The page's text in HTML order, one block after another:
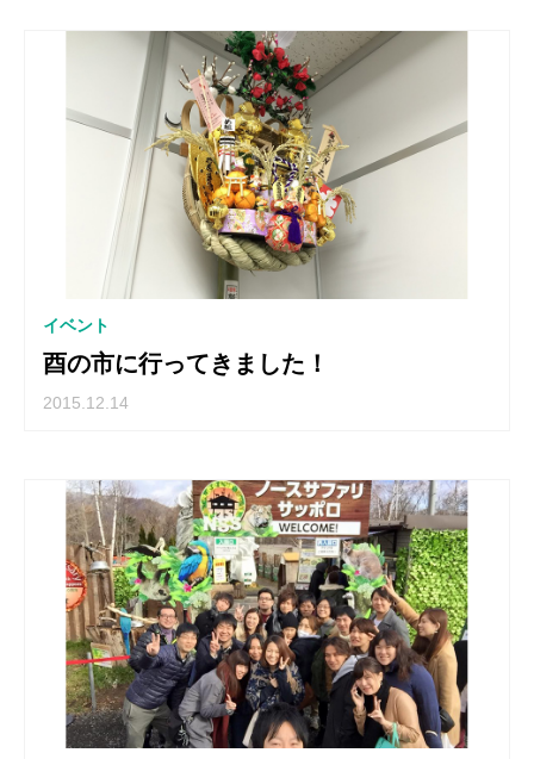
イベント
酉の市に行ってきました！
2015.12.14